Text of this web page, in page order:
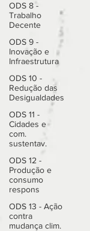
ODS 8 -
Trabalho
Decente
ODS 9 -
Inovação e
Infraestrutura
ODS 10 -
Redução das
Desigualdades
ODS 11 -
Cidades e
com.
sustentav.
ODS 12 -
Produção e
consumo
respons
ODS 13 - Ação
contra
mudança clim.